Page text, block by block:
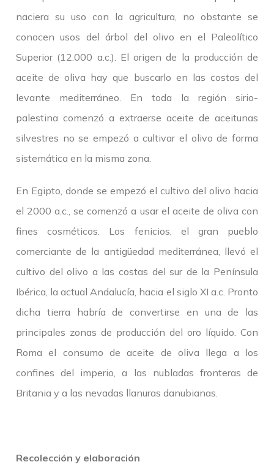
naciera su uso con la agricultura, no obstante se
conocen usos del árbol del olivo en el Paleolítico
Superior (12.000 a.c.). El origen de la producción de
aceite de oliva hay que buscarlo en las costas del
levante mediterráneo. En toda la región sirio-
palestina comenzó a extraerse aceite de aceitunas
silvestres no se empezó a cultivar el olivo de forma
sistemática en la misma zona.
En Egipto, donde se empezó el cultivo del olivo hacia
el 2000 a.c., se comenzó a usar el aceite de oliva con
fines cosméticos. Los fenicios, el gran pueblo
comerciante de la antigüedad mediterránea, llevó el
cultivo del olivo a las costas del sur de la Península
Ibérica, la actual Andalucía, hacia el siglo XI a.c. Pronto
dicha tierra habría de convertirse en una de las
principales zonas de producción del oro líquido. Con
Roma el consumo de aceite de oliva llega a los
confines del imperio, a las nubladas fronteras de
Britania y a las nevadas llanuras danubianas.
Recolección y elaboración